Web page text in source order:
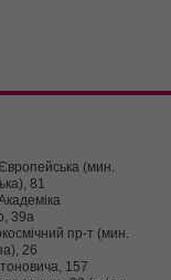
(мин.
81
39а
пр-т (мин.
26
157